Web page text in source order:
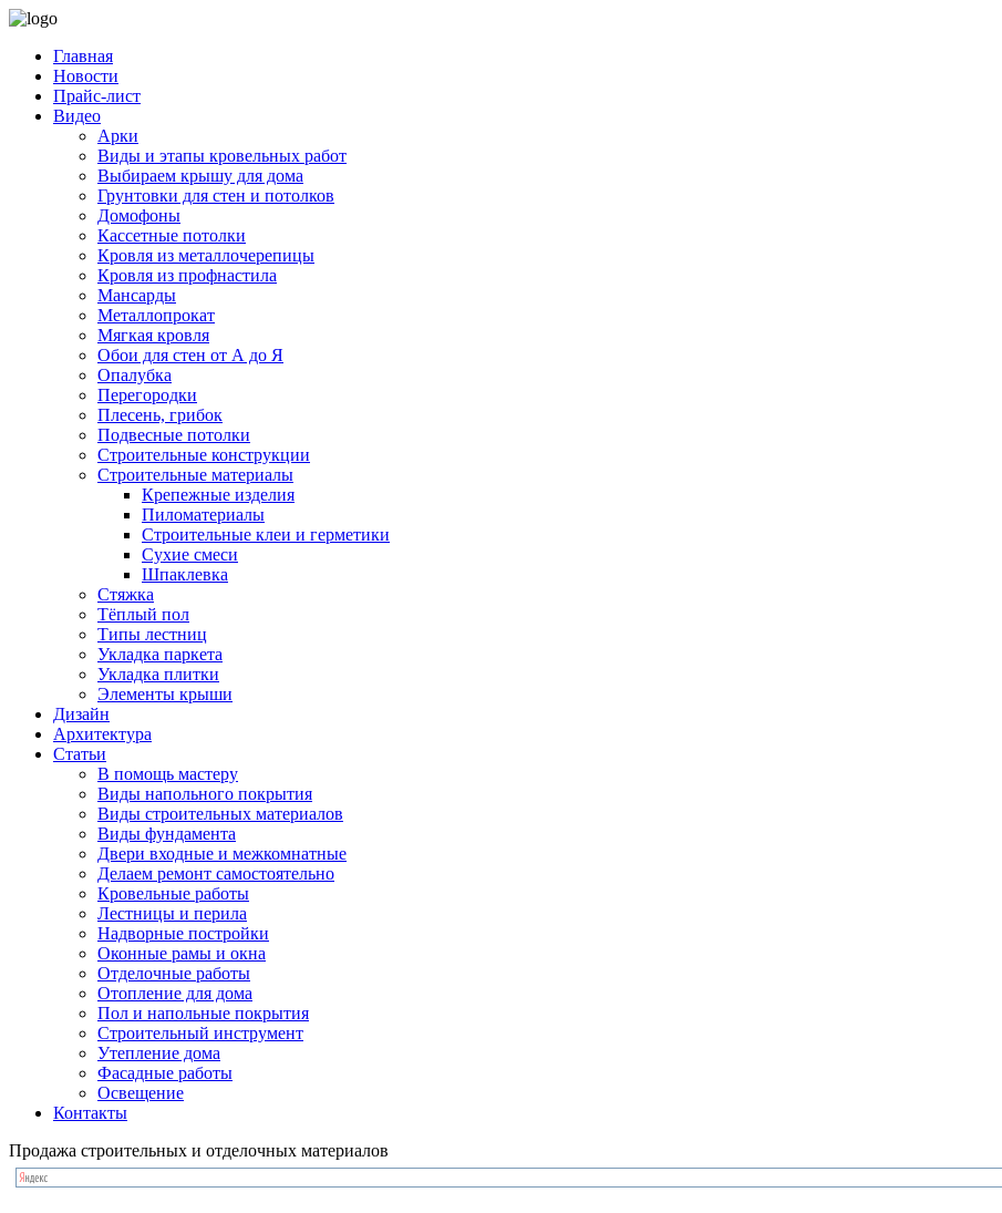
Главная
Новости
Прайс-лист
Видео
Арки
Виды и этапы кровельных работ
Выбираем крышу для дома
Грунтовки для стен и потолков
Домофоны
Кассетные потолки
Кровля из металлочерепицы
Кровля из профнастила
Мансарды
Металлопрокат
Мягкая кровля
Обои для стен от А до Я
Опалубка
Перегородки
Плесень, грибок
Подвесные потолки
Строительные конструкции
Строительные материалы
Крепежные изделия
Пиломатериалы
Строительные клеи и герметики
Сухие смеси
Шпаклевка
Стяжка
Тёплый пол
Типы лестниц
Укладка паркета
Укладка плитки
Элементы крыши
Дизайн
Архитектура
Статьи
В помощь мастеру
Виды напольного покрытия
Виды строительных материалов
Виды фундамента
Двери входные и межкомнатные
Делаем ремонт самостоятельно
Кровельные работы
Лестницы и перила
Надворные постройки
Оконные рамы и окна
Отделочные работы
Отопление для дома
Пол и напольные покрытия
Строительный инструмент
Утепление дома
Фасадные работы
Освещение
Контакты
Продажа строительных и отделочных материалов